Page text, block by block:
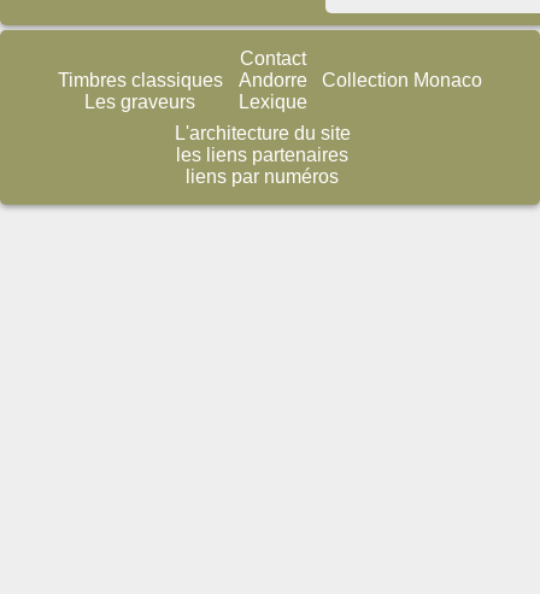
Timbres classiques
Les graveurs
Contact
Andorre
Lexique
Collection Monaco
L'architecture du site
les liens partenaires
liens par numéros